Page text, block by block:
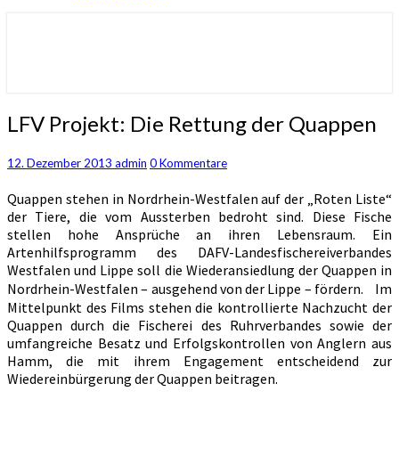
LFV
Projekt:
Rettung
Quappen
LFV Projekt: Die Rettung der Quappen
12. Dezember 2013 admin Kommentare
0 Kommentare
Quappen stehen in Nordrhein-Westfalen auf der „Roten Liste“
der Tiere, die vom Aussterben bedroht sind. Diese Fische
stellen hohe Ansprüche an ihren Lebensraum. Ein
Artenhilfsprogramm des DAFV-Landesfischereiverbandes
Westfalen und Lippe soll die Wiederansiedlung der Quappen in
Nordrhein-Westfalen – ausgehend von der Lippe – fördern. Im
Mittelpunkt des Films stehen die kontrollierte Nachzucht der
Quappen durch die Fischerei des Ruhrverbandes sowie der
umfangreiche Besatz und Erfolgskontrollen von Anglern aus
Hamm, die mit ihrem Engagement entscheidend zur
Wiedereinbürgerung der Quappen beitragen.